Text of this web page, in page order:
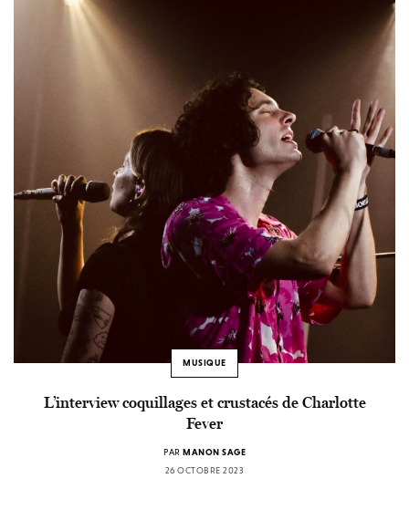
MUSIQUE
L’interview coquillages et crustacés de Charlotte
Fever
PAR MANON SAGE
26 OCTOBRE 2023